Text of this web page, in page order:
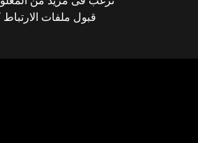
قبول ملفات الارتباط